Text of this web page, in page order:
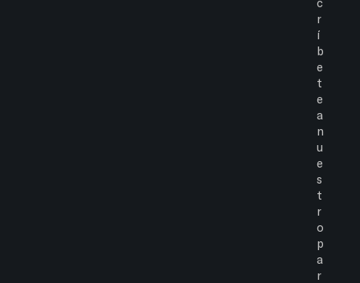
r
í
b
e
t
e
a
n
u
e
s
t
r
o
p
a
r